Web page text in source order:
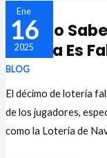
QUE
DEBES
SABER
Ene
16
2025
¿Cómo
Lotería Es
BLOG
El décimo de lotería
de los jugadores,
como la Lotería de
¿CÓMO
SABER
UN
DÉCIMO
DE
LOTERÍA